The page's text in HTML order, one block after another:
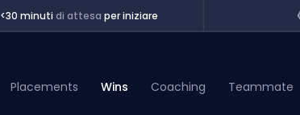
<30 minutidi attesa per iniziare
Placements Wins Coaching Teammate